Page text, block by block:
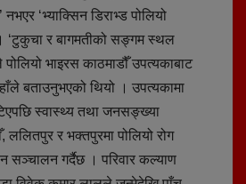
नभएर ‘भ्याक्सिन डिराभ्ड पोलियो
‘टुकुचा र बागमतीको सङ्गम स्थल
भाइरस काठमाडौँ उपत्यकाबाट
बताउनुभएको थियो । उपत्यकामा
स्वास्थ्य तथा जनसङ्ख्या
ललितपुर र भक्तपुरमा पोलियो रोग
सञ्चालन गर्दैछ । परिवार कल्याण